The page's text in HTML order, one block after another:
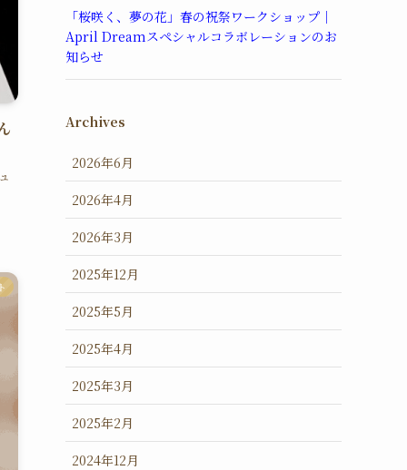
「桜咲く、夢の花」春の祝祭ワークショップ｜
April Dreamスペシャルコラボレーションのお
知らせ
Archives
2026年6月
2026年4月
2026年3月
2025年12月
2025年5月
2025年4月
2025年3月
2025年2月
2024年12月